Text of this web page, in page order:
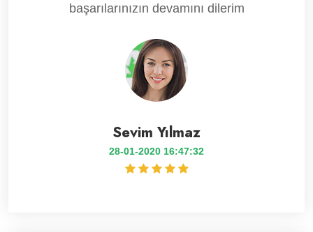
başarılarınızın devamını dilerim
Sevim Yılmaz
28-01-2020 16:47:32